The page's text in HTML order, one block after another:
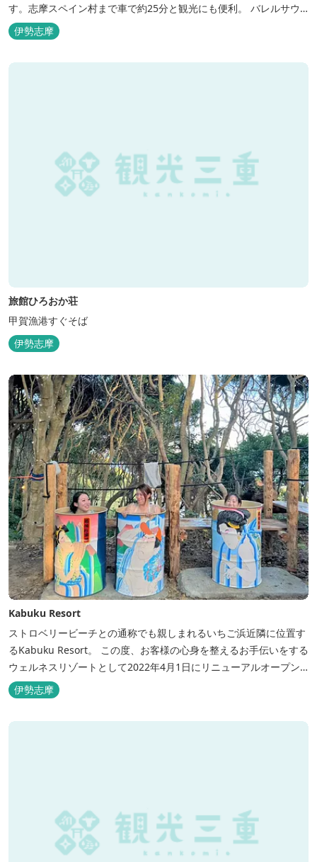
す。志摩スペイン村まで車で約25分と観光にも便利。 バレルサウ
ナをはじめました。
伊勢志摩
旅館ひろおか荘
甲賀漁港すぐそば
伊勢志摩
Kabuku Resort
ストロベリービーチとの通称でも親しまれるいちご浜近隣に位置す
るKabuku Resort。 この度、お客様の心身を整えるお手伝いをする
ウェルネスリゾートとして2022年4月1日にリニューアルオープン
いたしました。 フィンランド式ロウリュテントサウナがご宿泊区画
に1張ずつ付属されたプランが登場。 「ととのう」条件が揃い、さ
らに皆様に楽しんでもらえる空間となりました。 満点の星空の下で
伊勢志摩